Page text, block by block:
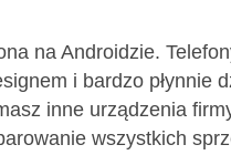
na Androidzie.
i bardzo płynnie
inne urządzenia
wszystkich